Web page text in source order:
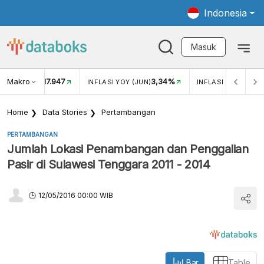
Indonesia
Masuk
Makro
USD/IDR 17.947 INFLASI YOY (JUN)3,34% INFLASI MOM (MEI)
Home Data Stories Pertambangan
PERTAMBANGAN
Jumlah Lokasi Penambangan dan Penggalian
Pasir di Sulawesi Tenggara 2011 - 2014
12/05/2016 00:00 WIB